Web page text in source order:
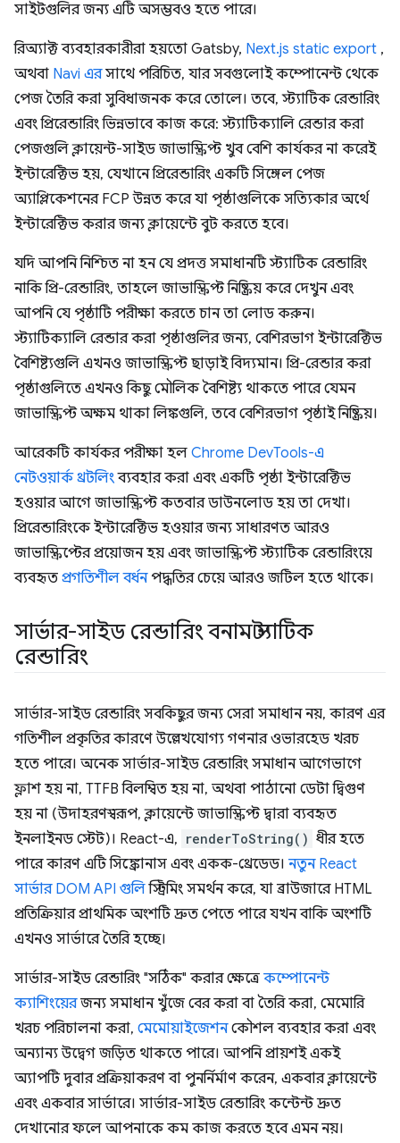
সাইটগুলির জন্য এটি অসম্ভবও হতে পারে।
রিঅ্যাক্ট ব্যবহারকারীরা হয়তো Gatsby, Next.js static export ,
অথবা Navi এরসাথে পরিচিত, যার সবগুলোই কম্পোনেন্ট থেকে
পেজ তৈরি করা সুবিধাজনক করে তোলে। তবে, স্ট্যাটিক রেন্ডারিং
এবং প্রিরেন্ডারিং ভিন্নভাবে কাজ করে: স্ট্যাটিক্যালি রেন্ডার করা
পেজগুলি ক্লায়েন্ট-সাইড জাভাস্ক্রিপ্ট খুব বেশি কার্যকর না করেই
ইন্টারেক্টিভ হয়, যেখানে প্রিরেন্ডারিং একটি সিঙ্গেল পেজ
অ্যাপ্লিকেশনের FCP উন্নত করে যা পৃষ্ঠাগুলিকে সত্যিকার অর্থে
ইন্টারেক্টিভ করার জন্য ক্লায়েন্টে বুট করতে হবে।
যদি আপনি নিশ্চিত না হন যে প্রদত্ত সমাধানটি স্ট্যাটিক রেন্ডারিং
নাকি প্রি-রেন্ডারিং, তাহলে জাভাস্ক্রিপ্ট নিষ্ক্রিয় করে দেখুন এবং
আপনি যে পৃষ্ঠাটি পরীক্ষা করতে চান তা লোড করুন।
স্ট্যাটিক্যালি রেন্ডার করা পৃষ্ঠাগুলির জন্য, বেশিরভাগ ইন্টারেক্টিভ
বৈশিষ্ট্যগুলি এখনও জাভাস্ক্রিপ্ট ছাড়াই বিদ্যমান। প্রি-রেন্ডার করা
পৃষ্ঠাগুলিতে এখনও কিছু মৌলিক বৈশিষ্ট্য থাকতে পারে যেমন
জাভাস্ক্রিপ্ট অক্ষম থাকা লিঙ্কগুলি, তবে বেশিরভাগ পৃষ্ঠাই নিষ্ক্রিয়।
আরেকটি কার্যকর পরীক্ষা হল Chrome DevTools-এ
নেটওয়ার্ক থ্রটলিংব্যবহার করা এবং একটি পৃষ্ঠা ইন্টারেক্টিভ
হওয়ার আগে জাভাস্ক্রিপ্ট কতবার ডাউনলোড হয় তা দেখা।
প্রিরেন্ডারিংকে ইন্টারেক্টিভ হওয়ার জন্য সাধারণত আরও
জাভাস্ক্রিপ্টের প্রয়োজন হয় এবং জাভাস্ক্রিপ্ট স্ট্যাটিক রেন্ডারিংয়ে
ব্যবহৃত প্রগতিশীল বর্ধনপদ্ধতির চেয়ে আরও জটিল হতে থাকে।
সার্ভার-সাইড রেন্ডারিং বনাম স্ট্যাটিক
রেন্ডারিং
সার্ভার-সাইড রেন্ডারিং সবকিছুর জন্য সেরা সমাধান নয়, কারণ এর
গতিশীল প্রকৃতির কারণে উল্লেখযোগ্য গণনার ওভারহেড খরচ
হতে পারে। অনেক সার্ভার-সাইড রেন্ডারিং সমাধান আগেভাগে
ফ্লাশ হয় না, TTFB বিলম্বিত হয় না, অথবা পাঠানো ডেটা দ্বিগুণ
হয় না (উদাহরণস্বরূপ, ক্লায়েন্টে জাভাস্ক্রিপ্ট দ্বারা ব্যবহৃত
ইনলাইনড স্টেট)। React-এ, renderToString() ধীর হতে
পারে কারণ এটি সিঙ্ক্রোনাস এবং একক-থ্রেডেড। নতুন React
সার্ভার DOM API গুলিস্ট্রিমিং সমর্থন করে, যা ব্রাউজারে HTML
প্রতিক্রিয়ার প্রাথমিক অংশটি দ্রুত পেতে পারে যখন বাকি অংশটি
এখনও সার্ভারে তৈরি হচ্ছে।
সার্ভার-সাইড রেন্ডারিং "সঠিক" করার ক্ষেত্রে কম্পোনেন্ট
ক্যাশিংয়েরজন্য সমাধান খুঁজে বের করা বা তৈরি করা, মেমোরি
খরচ পরিচালনা করা, মেমোয়াইজেশনকৌশল ব্যবহার করা এবং
অন্যান্য উদ্বেগ জড়িত থাকতে পারে। আপনি প্রায়শই একই
অ্যাপটি দুবার প্রক্রিয়াকরণ বা পুনর্নির্মাণ করেন, একবার ক্লায়েন্টে
এবং একবার সার্ভারে। সার্ভার-সাইড রেন্ডারিং কন্টেন্ট দ্রুত
দেখানোর ফলে আপনাকে কম কাজ করতে হবে এমন নয়।